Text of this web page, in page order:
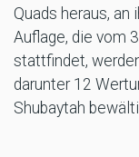
Quads heraus, an
Auflage, die vom
stattfindet,
darunter 12
Shubaytah